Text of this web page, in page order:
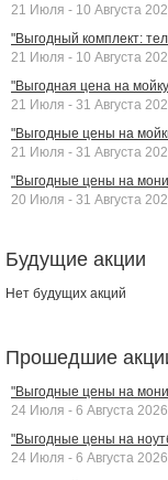
21 Июля - 10 Августа
"Выгодный комплект:
21 Июля - 10 Августа
"Выгодная цена на
21 Июля - 31 Августа
"Выгодные цены на
21 Июля - 31 Августа
"Выгодные цены на
20 Июля - 31 Августа
Будущие акции
Нет будущих акций
Прошедшие
"Выгодные цены на
24 Июля - 6 Августа 2026
"Выгодные цены на
24 Июля - 6 Августа 2026